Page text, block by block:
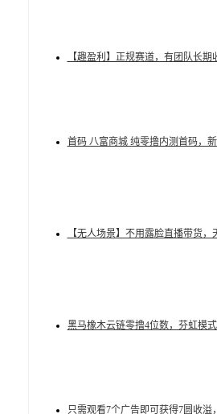
【趣盈利】正规赛道，有团队长期
首码 八富商城 纯零撸内测首码，
【无人场景】不用露脸直播带货，
黑马橡木云链零撸4位数，芬虹模
只需观看7个广告即可获得7圆收溢